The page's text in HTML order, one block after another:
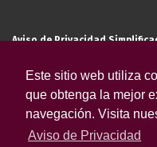
Este sitio web utiliza
que obtenga la mejor
navegación. Visita
Aviso de Privacidad
Aviso de Privacidad
El Instituto de Investigaciones
tratamiento de sus datos
alumno, docente, personal de
invitado externo (nacional o
anteriormente descritas u otras